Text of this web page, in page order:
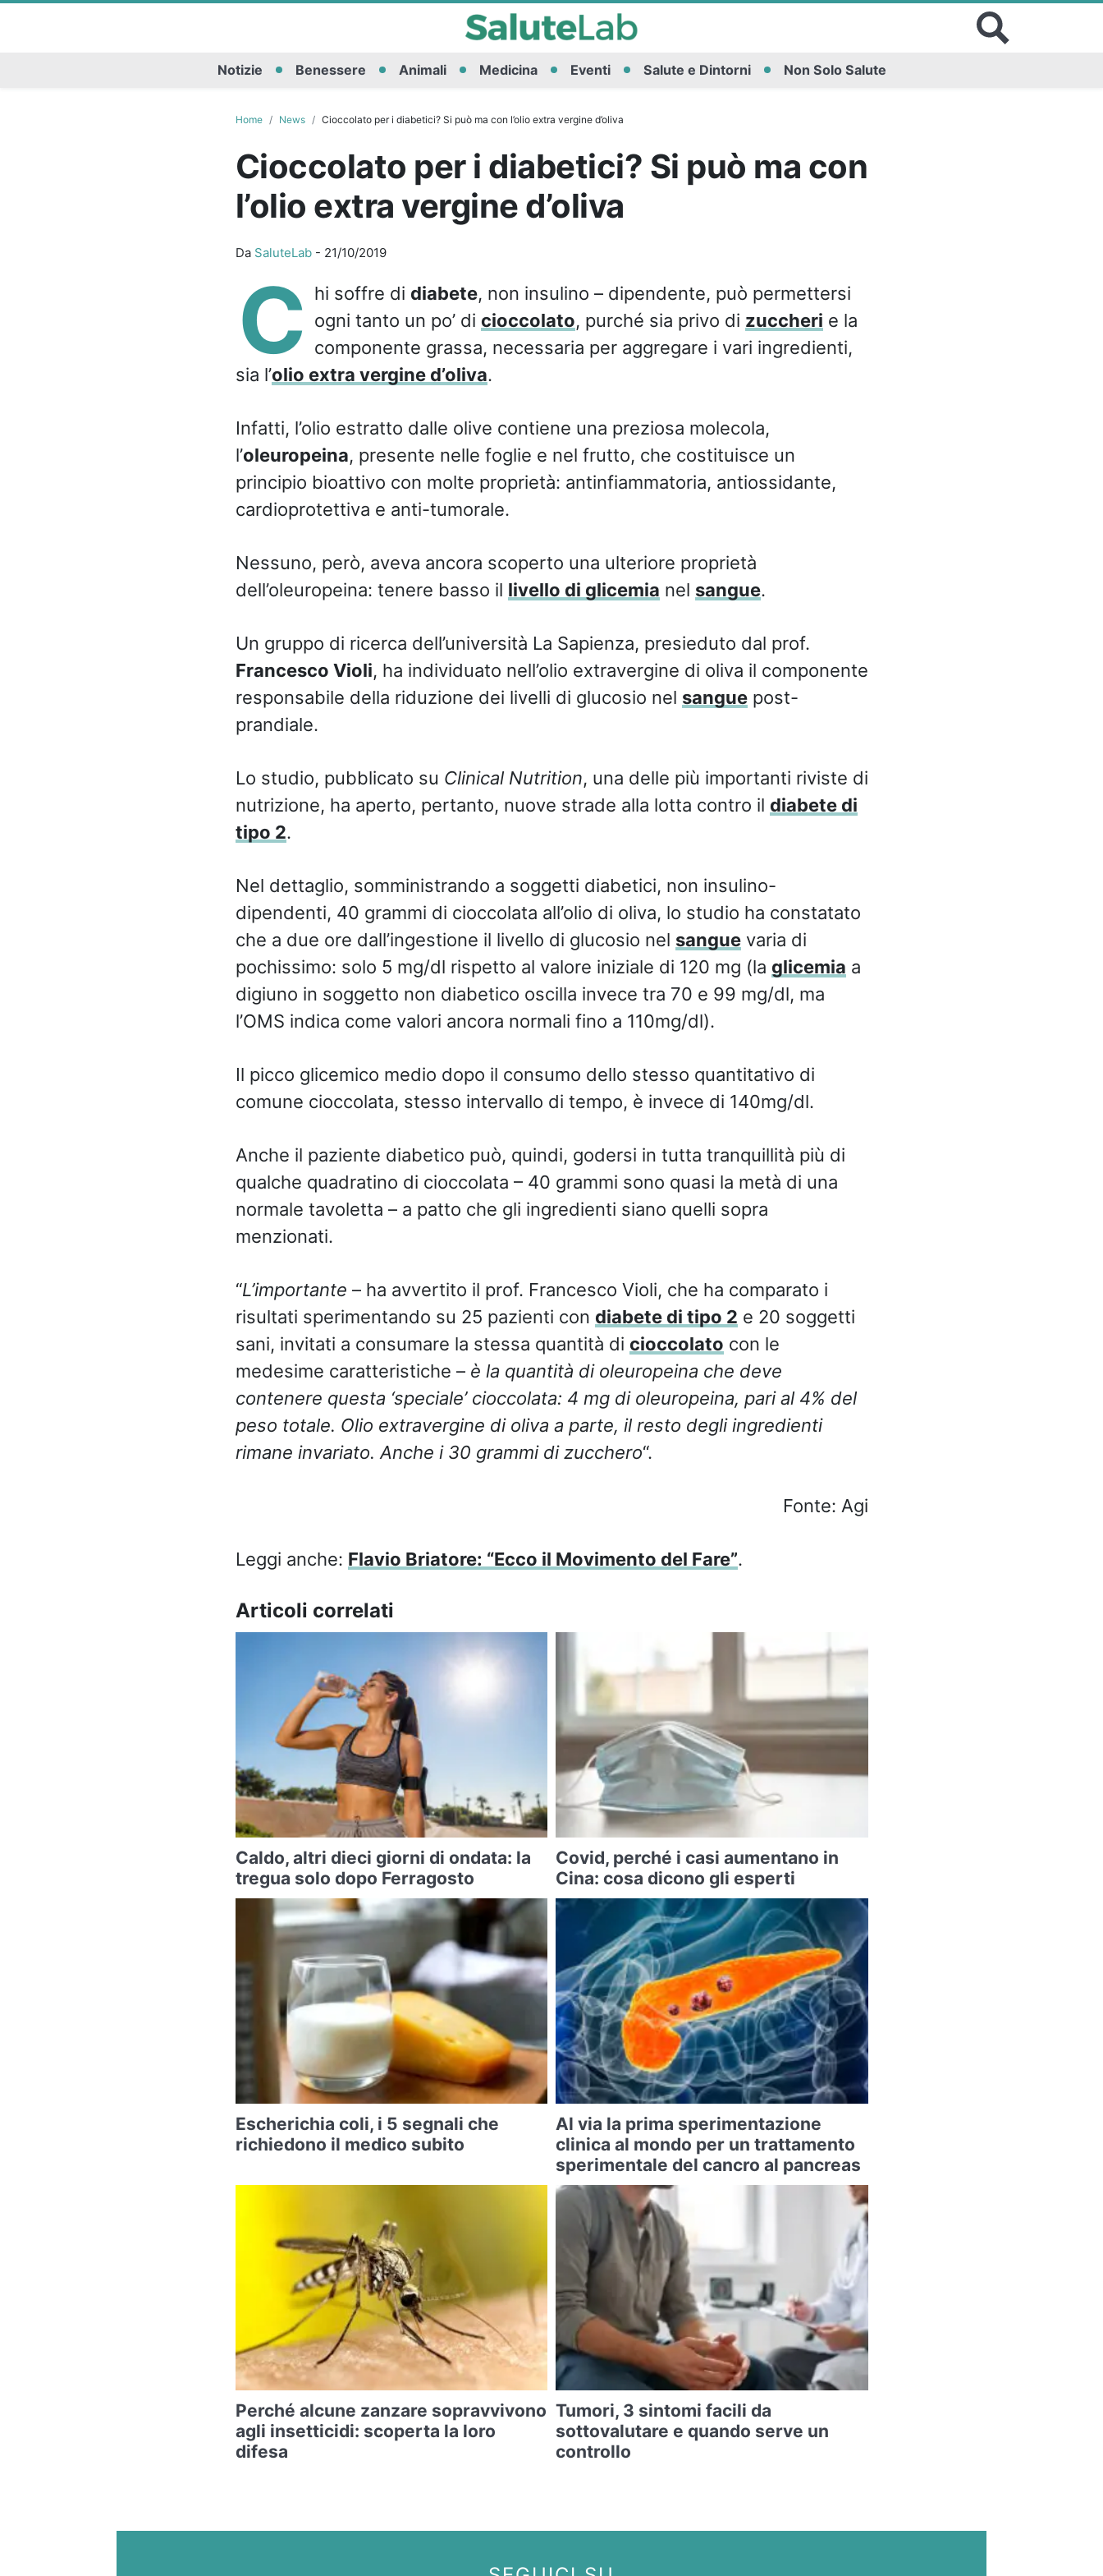
Notizie Benessere Animali Medicina Eventi Salute e Dintorni Non Solo Salute
Home News Cioccolato per i diabetici? Si può ma con l’olio extra vergine d’oliva
Cioccolato per i diabetici? Si può ma con
l’olio extra vergine d’oliva
Da SaluteLab- 21/10/2019
C hi soffre di diabete, non insulino – dipendente, può permettersi
ogni tanto un po’ di cioccolato, purché sia privo di zuccheri e la
componente grassa, necessaria per aggregare i vari ingredienti,
sia l’olio extra vergine d’oliva.
Infatti, l’olio estratto dalle olive contiene una preziosa molecola,
l’oleuropeina, presente nelle foglie e nel frutto, che costituisce un
principio bioattivo con molte proprietà: antinfiammatoria, antiossidante,
cardioprotettiva e anti-tumorale.
Nessuno, però, aveva ancora scoperto una ulteriore proprietà
dell’oleuropeina: tenere basso il livello di glicemia nel sangue.
Un gruppo di ricerca dell’università La Sapienza, presieduto dal prof.
Francesco Violi, ha individuato nell’olio extravergine di oliva il componente
responsabile della riduzione dei livelli di glucosio nel sanguepost-
prandiale.
Lo studio, pubblicato su Clinical Nutrition, una delle più importanti riviste di
nutrizione, ha aperto, pertanto, nuove strade alla lotta contro il diabete di
tipo 2.
Nel dettaglio, somministrando a soggetti diabetici, non insulino-
dipendenti, 40 grammi di cioccolata all’olio di oliva, lo studio ha constatato
che a due ore dall’ingestione il livello di glucosio nel sanguevaria di
pochissimo: solo 5 mg/dl rispetto al valore iniziale di 120 mg (la glicemia a
digiuno in soggetto non diabetico oscilla invece tra 70 e 99 mg/dl, ma
l’OMS indica come valori ancora normali fino a 110mg/dl).
Il picco glicemico medio dopo il consumo dello stesso quantitativo di
comune cioccolata, stesso intervallo di tempo, è invece di 140mg/dl.
Anche il paziente diabetico può, quindi, godersi in tutta tranquillità più di
qualche quadratino di cioccolata – 40 grammi sono quasi la metà di una
normale tavoletta – a patto che gli ingredienti siano quelli sopra
menzionati.
“L’importante – ha avvertito il prof. Francesco Violi, che ha comparato i
risultati sperimentando su 25 pazienti con diabete di tipo 2 e 20 soggetti
sani, invitati a consumare la stessa quantità di cioccolato con le
medesime caratteristiche – è la quantità di oleuropeina che deve
contenere questa ‘speciale’ cioccolata: 4 mg di oleuropeina, pari al 4% del
peso totale. Olio extravergine di oliva a parte, il resto degli ingredienti
rimane invariato. Anche i 30 grammi di zucchero“.
Fonte: Agi
Leggi anche: Flavio Briatore: “Ecco il Movimento del Fare”.
Articoli correlati
Caldo, altri dieci giorni di ondata: la
tregua solo dopo Ferragosto
Covid, perché i casi aumentano in
Cina: cosa dicono gli esperti
Escherichia coli, i 5 segnali che
richiedono il medico subito
Al via la prima sperimentazione
clinica al mondo per un trattamento
sperimentale del cancro al pancreas
Perché alcune zanzare sopravvivono
agli insetticidi: scoperta la loro
difesa
Tumori, 3 sintomi facili da
sottovalutare e quando serve un
controllo